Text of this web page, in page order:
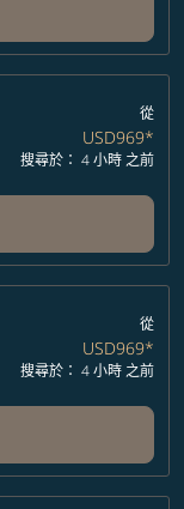
從
USD969*
搜尋於： 4 小時 之前
從
USD969*
搜尋於： 4 小時 之前